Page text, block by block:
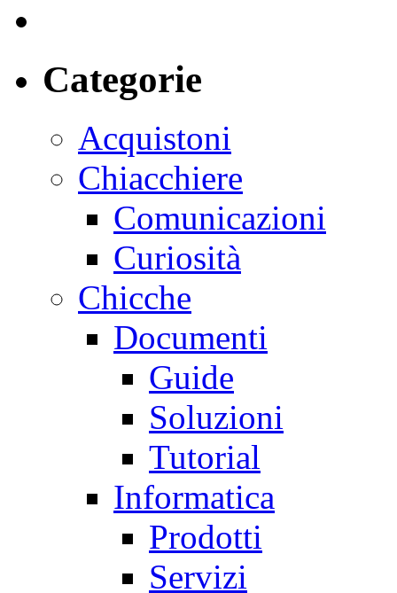
Categorie
Acquistoni
Chiacchiere
Comunicazioni
Curiosità
Chicche
Documenti
Guide
Soluzioni
Tutorial
Informatica
Prodotti
Servizi